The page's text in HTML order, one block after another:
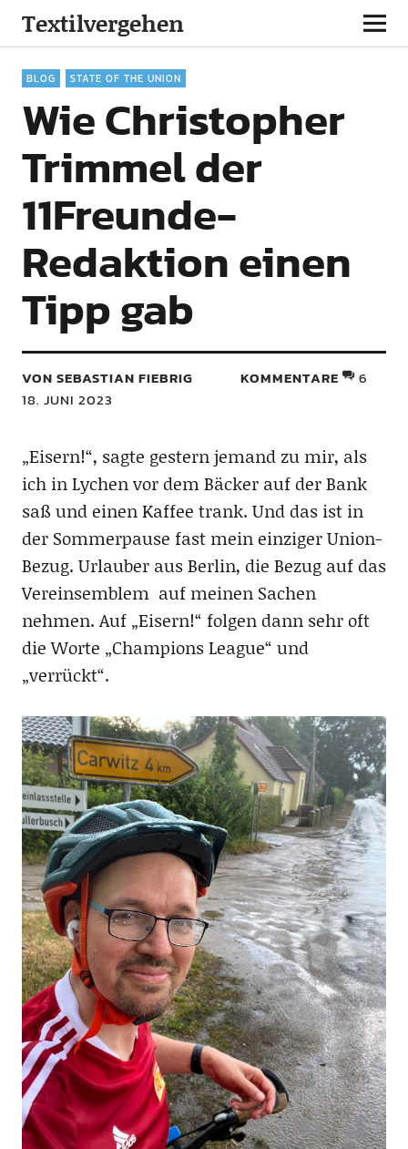
Textilvergehen
BLOG STATE OF THE UNION
Wie Christopher
Trimmel der
11Freunde-
Redaktion einen
Tipp gab
VON SEBASTIAN FIEBRIG
18. JUNI 2023
KOMMENTARE 6
„Eisern!“, sagte gestern jemand zu mir, als
ich in Lychen vor dem Bäcker auf der Bank
saß und einen Kaffee trank. Und das ist in
der Sommerpause fast mein einziger Union-
Bezug. Urlauber aus Berlin, die Bezug auf das
Vereinsemblem auf meinen Sachen
nehmen. Auf „Eisern!“ folgen dann sehr oft
die Worte „Champions League“ und
„verrückt“.